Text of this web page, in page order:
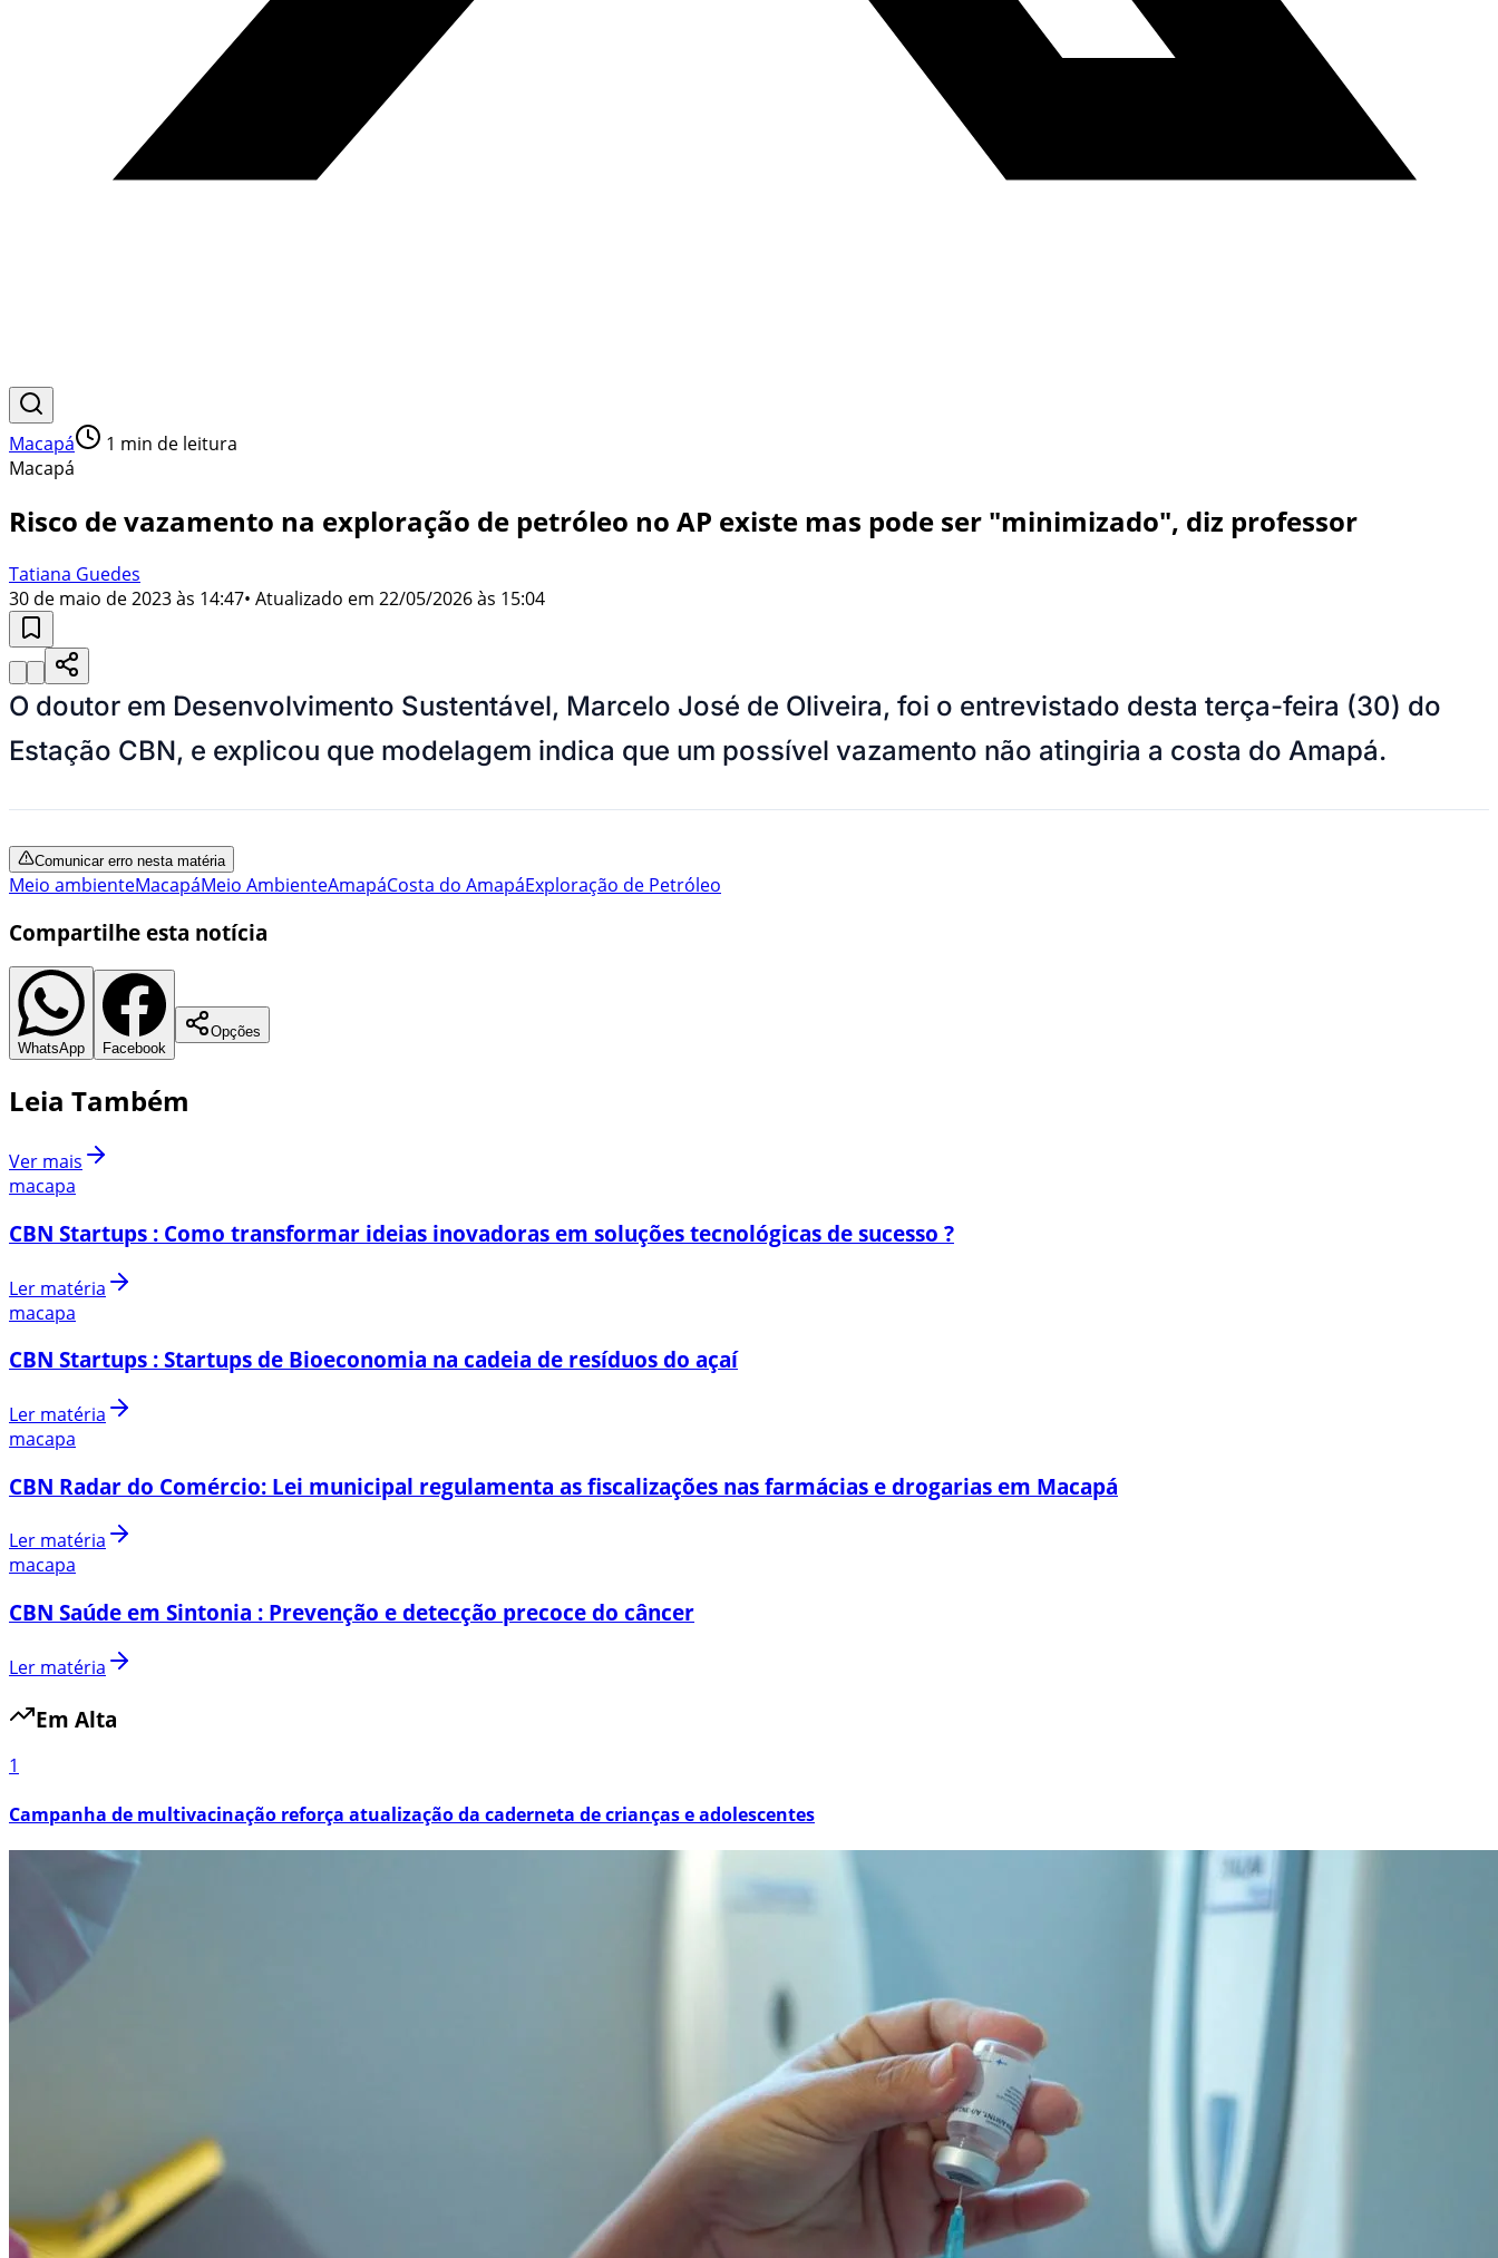
Macapá 1 min de leitura
Macapá
Risco de vazamento na exploração de petróleo no AP existe mas pode ser "minimizado", diz professor
Tatiana Guedes
30 de maio de 2023 às 14:47• Atualizado em 22/05/2026 às 15:04
O doutor em Desenvolvimento Sustentável, Marcelo José de Oliveira, foi o entrevistado desta terça-feira (30) do
Estação CBN, e explicou que modelagem indica que um possível vazamento não atingiria a costa do Amapá.
Comunicar erro nesta matéria
Meio ambienteMacapáMeio AmbienteAmapáCosta do AmapáExploração de Petróleo
Compartilhe esta notícia
WhatsApp Facebook
Opções
Leia Também
Ver mais
macapa
CBN Startups : Como transformar ideias inovadoras em soluções tecnológicas de sucesso ?
Ler matéria
macapa
CBN Startups : Startups de Bioeconomia na cadeia de resíduos do açaí
Ler matéria
macapa
CBN Radar do Comércio: Lei municipal regulamenta as fiscalizações nas farmácias e drogarias em Macapá
Ler matéria
macapa
CBN Saúde em Sintonia : Prevenção e detecção precoce do câncer
Ler matéria
Em Alta
1
Campanha de multivacinação reforça atualização da caderneta de crianças e adolescentes